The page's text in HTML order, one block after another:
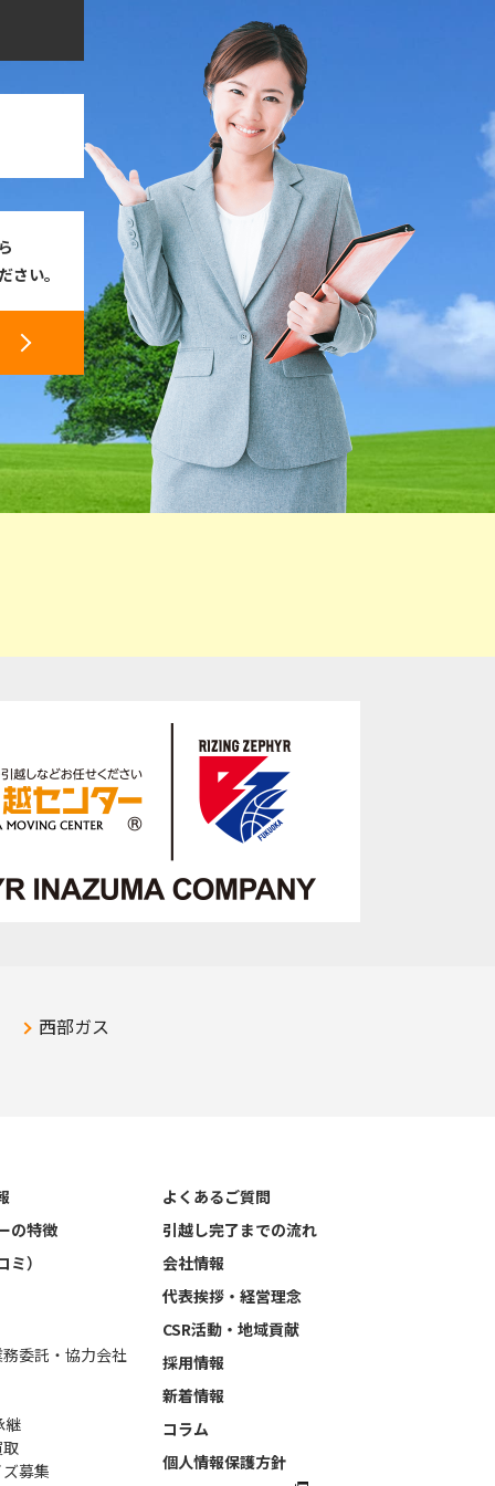
さい。
西部ガス
の特徴
）
委託・協力会社
継
募集
よくあるご質問
引越し完了までの流れ
会社情報
代表挨拶・経営理念
CSR活動・地域貢献
採用情報
新着情報
コラム
個人情報保護方針